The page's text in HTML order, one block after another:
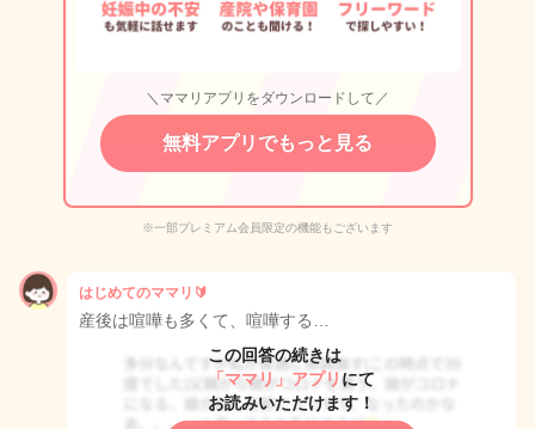
＼ママリアプリをダウンロードして／
無料アプリでもっと見る
※一部プレミアム会員限定の機能もございます
はじめてのママリ🔰
産後は喧嘩も多くて、喧嘩する…
この回答の続きは
「ママリ」アプリ にて
お読みいただけます！